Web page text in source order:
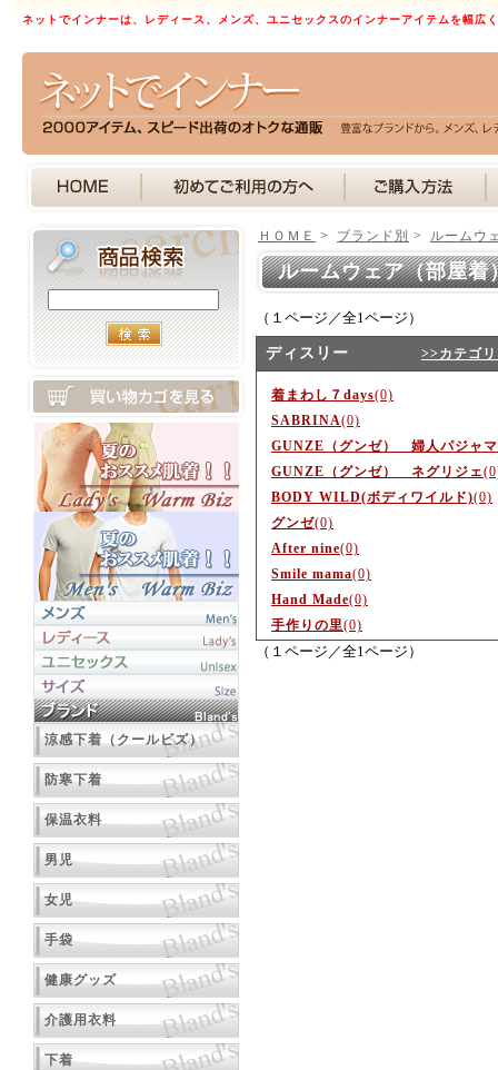
ネットでインナーは、レディース、メンズ、ユニセックスのインナーアイテムを幅広
涼感下着（クールビズ）
防寒下着
保温衣料
男児
女児
手袋
健康グッズ
介護用衣料
下着
ＨＯＭＥ > ブランド別 > ルームウ
ルームウェア（部屋
（１ページ／全1ページ）
ディスリー >>カテゴ
着まわし７days(0)
SABRINA(0)
GUNZE（グンゼ） 婦人パジャマ
GUNZE（グンゼ） ネグリジェ
BODY WILD(ボディワイルド)(0)
グンゼ(0)
After nine(0)
Smile mama(0)
Hand Made(0)
手作りの里(0)
（１ページ／全1ページ）